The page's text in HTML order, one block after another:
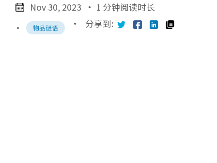
Nov 30, 2023
· 1 分钟阅读时长
·
物品谜语 · 分享到: